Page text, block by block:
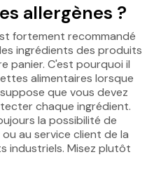
allergènes ?
fortement recommandé
ingrédients des produits
panier. C'est pourquoi il
alimentaires lorsque
que vous devez
chaque ingrédient.
la possibilité de
au service client de la
industriels. Misez plutôt